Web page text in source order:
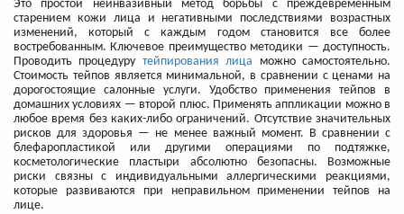
Это простой неинвазивный метод борьбы с преждевременным
старением кожи лица и негативными последствиями возрастных
изменений, который с каждым годом становится все более
востребованным. Ключевое преимущество методики — доступность.
Проводить процедуру тейпирования лица можно самостоятельно.
Стоимость тейпов является минимальной, в сравнении с ценами на
дорогостоящие салонные услуги. Удобство применения тейпов в
домашних условиях — второй плюс. Применять аппликации можно в
любое время без каких-либо ограничений. Отсутствие значительных
рисков для здоровья — не менее важный момент. В сравнении с
блефаропластикой или другими операциями по подтяжке,
косметологические пластыри абсолютно безопасны. Возможные
риски связны с индивидуальными аллергическими реакциями,
которые развиваются при неправильном применении тейпов на
лице.